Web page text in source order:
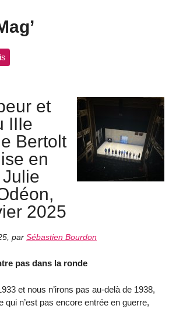
et
IIIe
Bertolt
en
2025
, par Sébastien Bourdon
pas dans la ronde
et nous n’irons pas au-delà de 1938,
qui n’est pas encore entrée en guerre,